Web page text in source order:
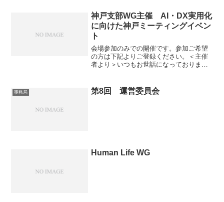
神戸支部WG主催 AI・DX実用化
に向けた神戸ミーティングイベン
ト
会場参加のみでの開催です。参加ご希望
の方は下記よりご登録ください。＜主催
者より＞いつもお世話になっておりま
ティングイベントを企画いたしました。
本イベントはAI・D...
事務局 第8回 運営委員会
Human Life WG